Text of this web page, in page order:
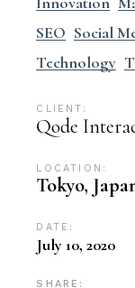
SEO Social
Technology
CLIENT:
Qode
LOCATION:
Tokyo,
DATE:
July 10, 2020
SHARE: